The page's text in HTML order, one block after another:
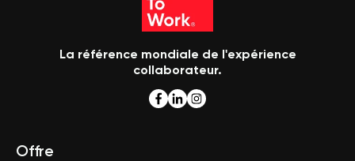
La référence mondiale de l'expérience
collaborateur.
Offre